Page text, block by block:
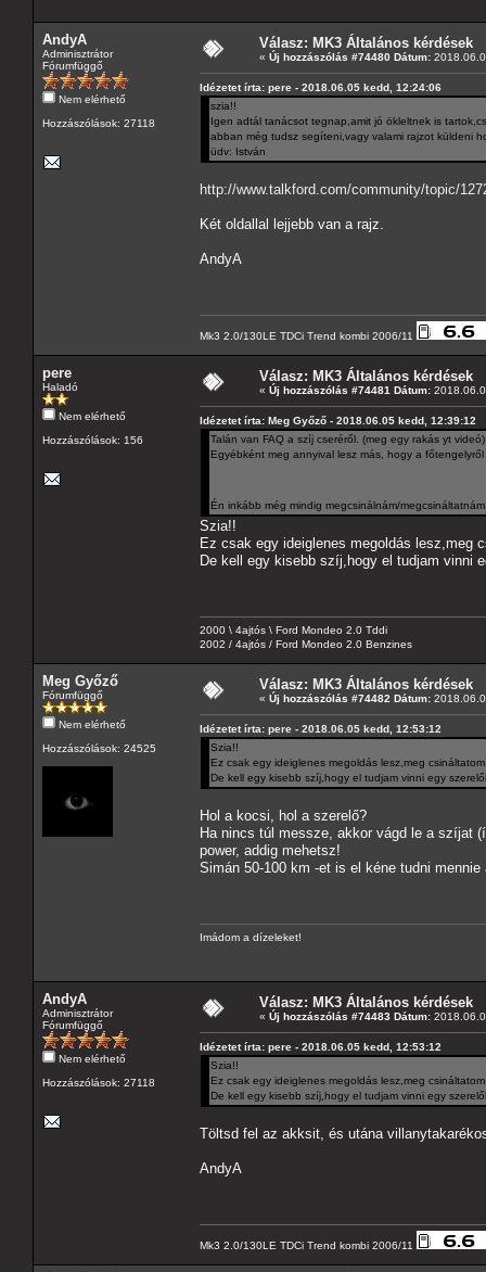
AndyA
Adminisztrátor
Fórumfüggő
Nem elérhető
Hozzászólások: 27118
Válasz: MK3 Általános kérdések
« Új hozzászólás #74480 Dátum:
Idézetet írta: pere - 2018.06.05 kedd, 12:24:06
szia!!
Igen adtál tanácsot tegnap,amit jó ökleltnek is
abban még tudsz segíteni,vagy valami rajzot küldeni
üdv: István
http://www.talkford.com/community/topic/
Két oldallal lejjebb van a rajz.
AndyA
Mk3 2.0/130LE TDCi Trend kombi 2006/11
pere
Haladó
Nem elérhető
Hozzászólások: 156
Válasz: MK3 Általános kérdések
« Új hozzászólás #74481 Dátum:
Idézetet írta: Meg Győző - 2018.06.05 kedd, 12:39:12
Talán van FAQ a szíj cseréről. (meg egy rakás yt videó)
Egyébként meg annyival lesz más, hogy a
Én inkább még mindig megcsinálnám/
Szia!!
Ez csak egy ideiglenes megoldás lesz,meg
De kell egy kisebb szíj,hogy el tudjam vinni
2000 \ 4ajtós \ Ford Mondeo 2.0 Tddi
2002 / 4ajtós / Ford Mondeo 2.0 Benzines
Meg Győző
Fórumfüggő
Nem elérhető
Hozzászólások: 24525
Válasz: MK3 Általános kérdések
« Új hozzászólás #74482 Dátum:
Idézetet írta: pere - 2018.06.05 kedd, 12:53:12
Szia!!
Ez csak egy ideiglenes megoldás lesz,meg
De kell egy kisebb szíj,hogy el tudjam vinni egy
Hol a kocsi, hol a szerelő?
Ha nincs túl messze, akkor vágd le a szíjat
power, addig mehetsz!
Simán 50-100 km -et is el kéne tudni
Imádom a dízeleket!
AndyA
Adminisztrátor
Fórumfüggő
Nem elérhető
Hozzászólások: 27118
Válasz: MK3 Általános kérdések
« Új hozzászólás #74483 Dátum:
Idézetet írta: pere - 2018.06.05 kedd, 12:53:12
Szia!!
Ez csak egy ideiglenes megoldás lesz,meg
De kell egy kisebb szíj,hogy el tudjam vinni egy
Töltsd fel az akksit, és utána
AndyA
Mk3 2.0/130LE TDCi Trend kombi 2006/11